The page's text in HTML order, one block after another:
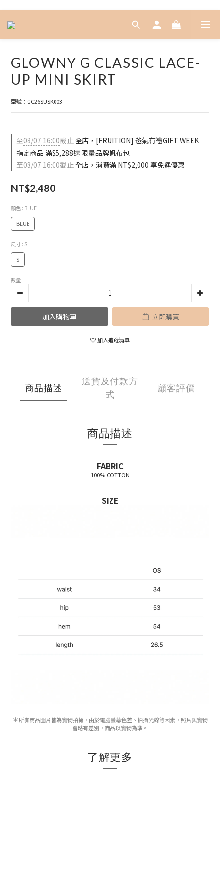
GLOWNY G CLASSIC LACE-
UP MINI SKIRT
型號：GC26SUSK003
至08/07 16:00截止全店，[FRUITION] 爸氣有禮GIFT WEEK
指定商品 滿$5,288送 限量品牌帆布包
至08/07 16:00截止全店，消費滿 NT$2,000 享免運優惠
NT$2,480
顏色 : BLUE
BLUE
尺寸 : S
S
數量
加入購物車 立即購買
加入追蹤清單
商品描述
送貨及付款方
式
顧客評價
商品描述
FABRIC
100% COTTON
SIZE
＊所有商品圖片皆為實物拍攝，由於電腦螢幕色差、拍攝光線等因素，照片與實物
會略有差別，商品以實物為準。
了解更多